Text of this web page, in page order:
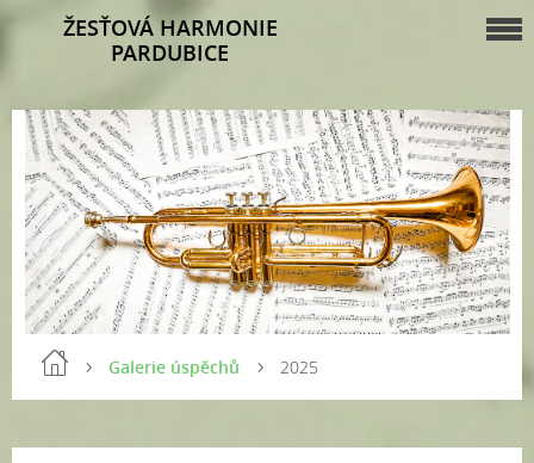
ŽESŤOVÁ HARMONIE
PARDUBICE
Galerie úspěchů 2025